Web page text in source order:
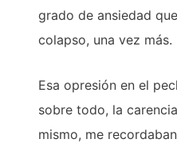
grado de ansiedad
colapso, una vez más.
Esa opresión en el
sobre todo, la
mismo, me